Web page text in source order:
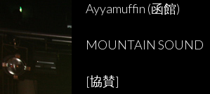
Ayyamuffin (函館)
MOUNTAIN SOUND
[協賛]